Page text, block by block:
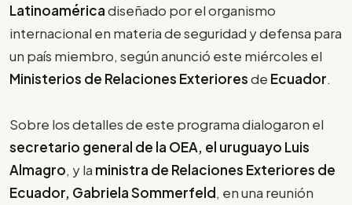
Latinoaméricadiseñado por el organismo
internacional en materia de seguridad y defensa para
un país miembro, según anunció este miércoles el
Ministerios de Relaciones Exterioresde Ecuador.
Sobre los detalles de este programa dialogaron el
secretario general de la OEA, el uruguayo Luis
Almagro, y la ministra de Relaciones Exteriores de
Ecuador, Gabriela Sommerfeld, en una reunión